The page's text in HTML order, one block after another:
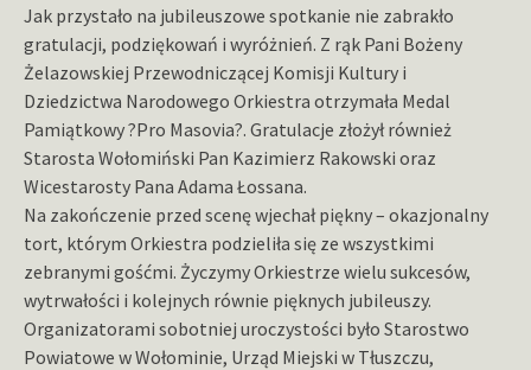
Jak przystało na jubileuszowe spotkanie nie zabrakło
gratulacji, podziękowań i wyróżnień. Z rąk Pani Bożeny
Żelazowskiej Przewodniczącej Komisji Kultury i
Dziedzictwa Narodowego Orkiestra otrzymała Medal
Pamiątkowy ?Pro Masovia?. Gratulacje złożył również
Starosta Wołomiński Pan Kazimierz Rakowski oraz
Wicestarosty Pana Adama Łossana.
Na zakończenie przed scenę wjechał piękny – okazjonalny
tort, którym Orkiestra podzieliła się ze wszystkimi
zebranymi gośćmi. Życzymy Orkiestrze wielu sukcesów,
wytrwałości i kolejnych równie pięknych jubileuszy.
Organizatorami sobotniej uroczystości było Starostwo
Powiatowe w Wołominie, Urząd Miejski w Tłuszczu,